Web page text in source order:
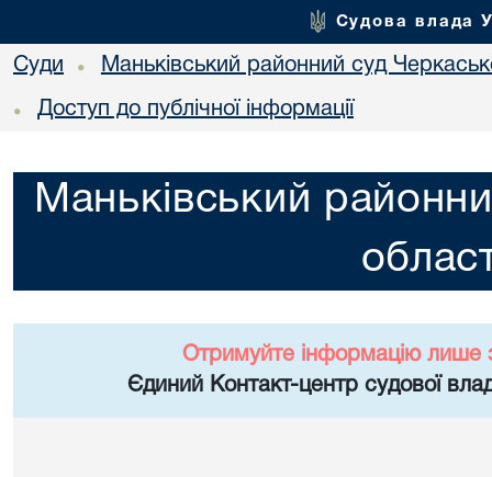
Судова влада
Суди • Маньківський районний суд
• Доступ до публічної інформації
Маньківський
Отримуйте інформацію лише
Єдиний Контакт-центр судової